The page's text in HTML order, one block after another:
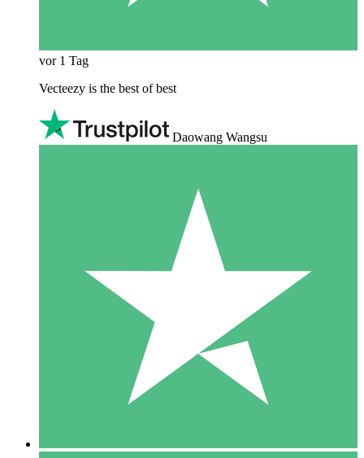
vor 1 Tag
Vecteezy is the best of best
Daowang Wangsu